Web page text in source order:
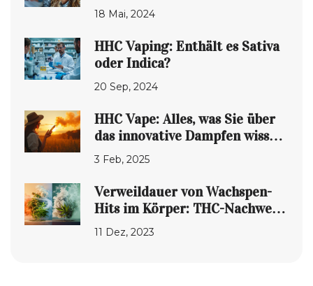
18 Mai, 2024
HHC Vaping: Enthält es Sativa
oder Indica?
20 Sep, 2024
HHC Vape: Alles, was Sie über
das innovative Dampfen wissen
sollten
3 Feb, 2025
Verweildauer von Wachspen-
Hits im Körper: THC-Nachweis
und Abbau
11 Dez, 2023